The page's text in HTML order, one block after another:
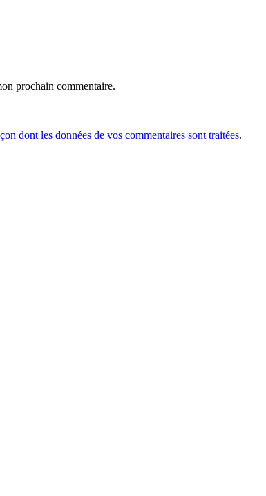
prochain commentaire.
dont les données de vos commentaires sont traitées.